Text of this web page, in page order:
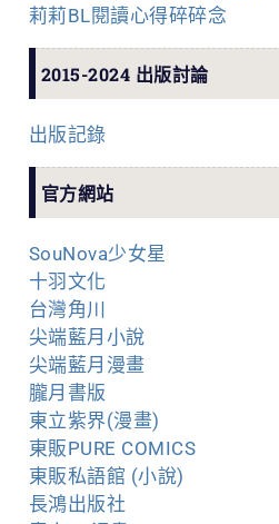
莉莉BL閱讀心得碎碎念
2015-2024 出版討論
出版記錄
官方網站
SouNova少女星
十羽文化
台灣角川
尖端藍月小說
尖端藍月漫畫
朧月書版
東立紫界(漫畫)
東販PURE COMICS
東販私語館 (小說)
長鴻出版社